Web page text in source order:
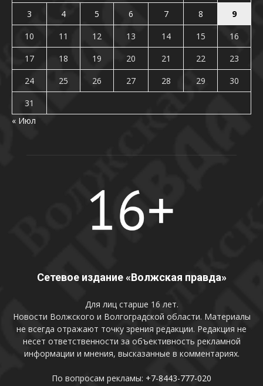
3
4 5 6 7 8
9
10
11 12 13 14 15
16
17
18 19 20 21 22
23
24
25 26 27 28 29
30
31
« Июл
Сетевое издание «Волжская правда»
Для лиц старше 16 лет.
Новости Волжского и Волгоградской области. Материалы
не всегда отражают точку зрения редакции. Редакция не
несет ответственности за объективность рекламной
информации и мнения, высказанные в комментариях.
По вопросам рекламы: +7-8443-777-020